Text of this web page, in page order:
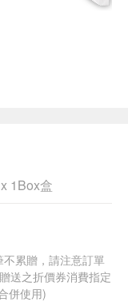
1Box盒
累贈，請注意訂單
送之折價券消費指定
併使用)